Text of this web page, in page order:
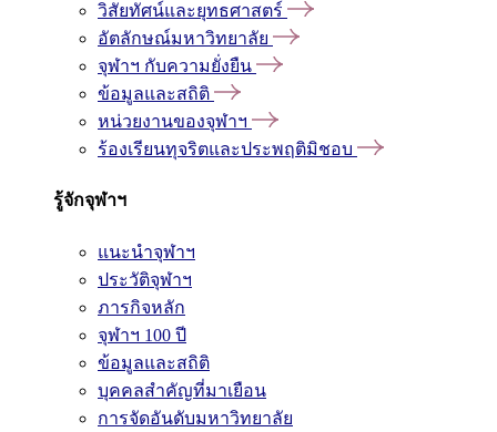
วิสัยทัศน์และยุทธศาสตร์
อัตลักษณ์มหาวิทยาลัย
จุฬาฯ กับความยั่งยืน
ข้อมูลและสถิติ
หน่วยงานของจุฬาฯ
ร้องเรียนทุจริตและประพฤติมิชอบ
รู้จักจุฬาฯ
แนะนำจุฬาฯ
ประวัติจุฬาฯ
ภารกิจหลัก
จุฬาฯ 100 ปี
ข้อมูลและสถิติ
บุคคลสำคัญที่มาเยือน
การจัดอันดับมหาวิทยาลัย